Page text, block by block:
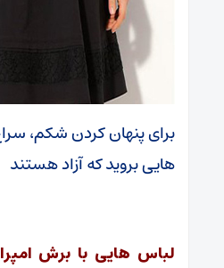
برای پنهان کردن شکم،
هایی بروید که آزاد هستند
لباس هایی با برش